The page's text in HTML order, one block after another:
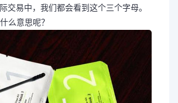
交易中，我们都会看到这个三个字母。
么意思呢？